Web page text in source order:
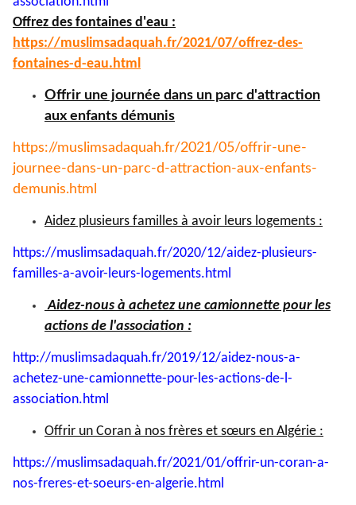
Offrez des fontaines d'eau :
https://muslimsadaquah.fr/2021/07/offrez-des-
fontaines-d-eau.html
Offrir une journée dans un parc d'attraction
aux enfants démunis
https://muslimsadaquah.fr/2021/05/offrir-une-
journee-dans-un-parc-d-attraction-aux-enfants-
demunis.html
Aidez plusieurs familles à avoir leurs logements :
https://muslimsadaquah.fr/2020/12/aidez-plusieurs-
familles-a-avoir-leurs-logements.html
Aidez-nous à achetez une camionnette pour les
actions de l'association :
http://muslimsadaquah.fr/2019/12/aidez-nous-a-
achetez-une-camionnette-pour-les-actions-de-l-
association.html
Offrir un Coran à nos frères et sœurs en Algérie :
https://muslimsadaquah.fr/2021/01/offrir-un-coran-a-
nos-freres-et-soeurs-en-algerie.html